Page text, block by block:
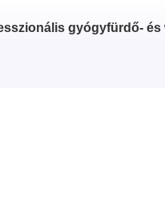
gyógyfürdő-